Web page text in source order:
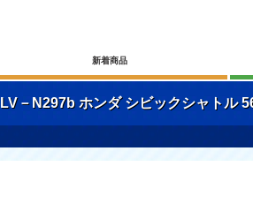
新着商品
－N297b ホンダ シビックシャトル